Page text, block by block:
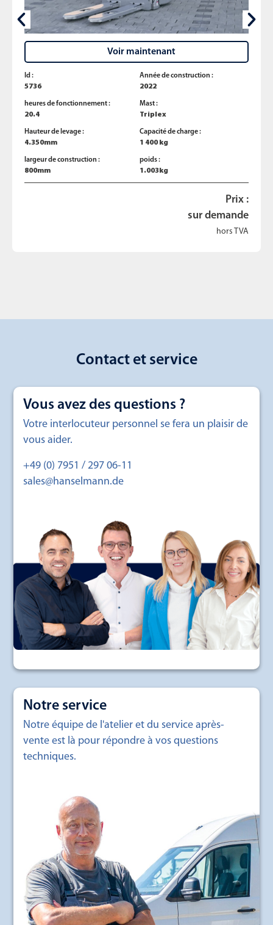
Voir maintenant
Id :
5736
Année de construction :
2022
heures de fonctionnement :
20.4
Mast :
Triplex
Hauteur de levage :
4.350mm
Capacité de charge :
1 400 kg
largeur de construction :
800mm
poids :
1.003kg
Prix :
sur demande
hors TVA
Contact et service
Vous avez des questions ?
Votre interlocuteur personnel se fera un plaisir de
vous aider.
+49 (0) 7951 / 297 06-11
sales@hanselmann.de
Notre service
Notre équipe de l'atelier et du service après-
vente est là pour répondre à vos questions
techniques.